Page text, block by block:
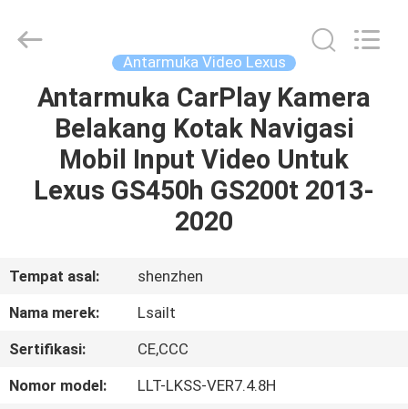
RUMAH
PRODUK
TENTANG
KAMI
TUR
PABRIK
Electron
Co.,Ltd.
Antarmuka Video Lexus
Antarmuka CarPlay Kamera
Belakang Kotak Navigasi
Mobil Input Video Untuk
Lexus GS450h GS200t 2013-
2020
Tempat asal:
shenzhen
Nama merek:
Lsailt
Sertifikasi:
CE,CCC
Nomor model:
LLT-LKSS-VER7.4.8H